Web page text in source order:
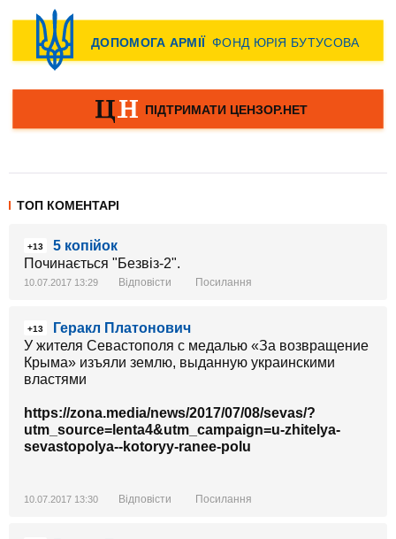
ТОП КОМЕНТАРІ
+13
5 копійок
Починається "Безвіз-2".
10.07.2017 13:29 Відповісти Посилання
+13
Геракл Платонович
У жителя Севастополя с медалью «За возвращение
Крыма» изъяли землю, выданную украинскими
властями
https://zona.media/news/2017/07/08/sevas/?
utm_source=lenta4&utm_campaign=u-zhitelya-
sevastopolya--kotoryy-ranee-polu
10.07.2017 13:30 Відповісти Посилання